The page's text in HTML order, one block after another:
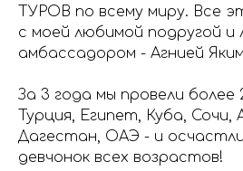
ТУРОВ по всему миру. Все
с моей любимой подругой и
амбассадором - Агнией
За 3 года мы провели более
Турция, Египет, Куба, Сочи,
Дагестан, ОАЭ - и
девчонок всех возрастов!